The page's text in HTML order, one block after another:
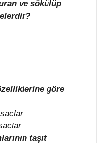
ve sökülüp
göre
taşıt